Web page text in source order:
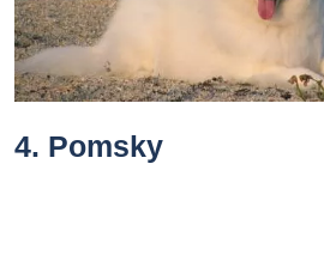
4. Pomsky